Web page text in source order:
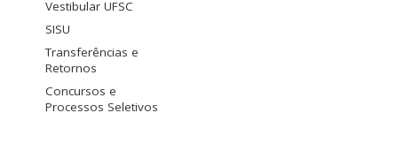
Vestibular UFSC
SISU
Transferências e
Retornos
Concursos e
Processos Seletivos